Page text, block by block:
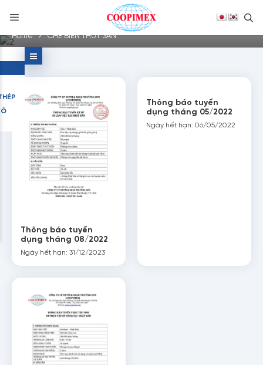
Skip
content
Home CHẾ BIẾN THUỶ SẢN
Thông báo tuyển
dụng tháng 08/2022
Ngày hết hạn: 31/12/2023
Thông báo tuyển
dụng tháng 05/2022
Ngày hết hạn: 06/05/2022